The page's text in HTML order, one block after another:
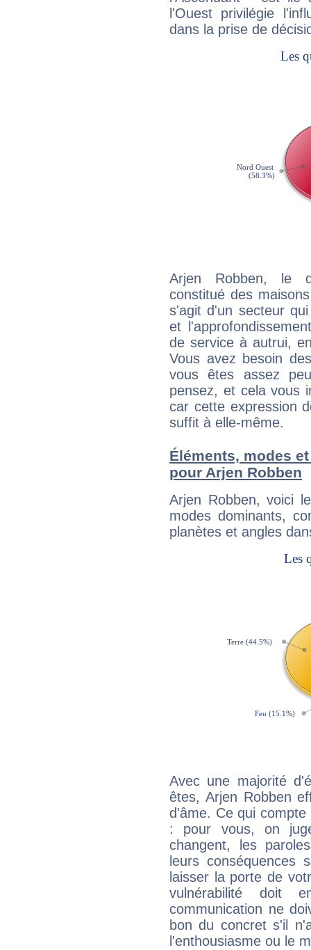
l'Ouest privilégie
dans la prise de
Arjen Robben, le
constitué des
s'agit d'un secteur
et
de service à autrui,
Vous avez besoin
vous êtes assez
pensez, et cela vous
car cette expression
suffit à elle-même.
Éléments, modes
pour Arjen Robben
Arjen Robben, voici
modes dominants,
planètes et angles
Avec une majorité
êtes, Arjen Robben
d'âme. Ce qui
: pour vous, on
changent, les
leurs conséquences
laisser la porte de
vulnérabilité doit
communication ne
bon du concret s'il
l'enthousiasme ou le